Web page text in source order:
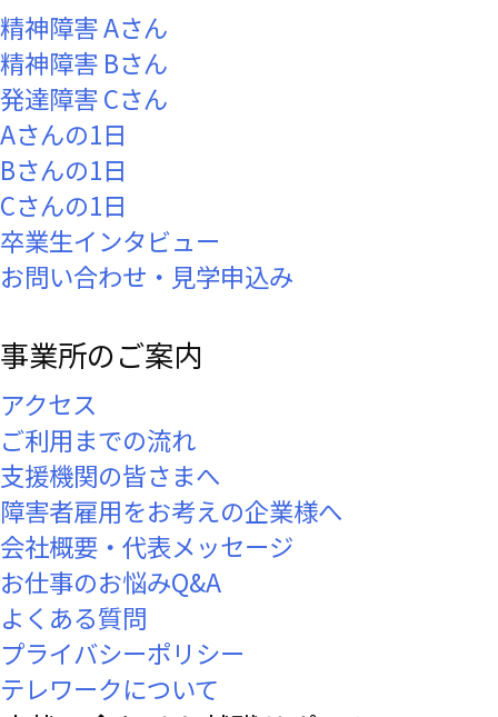
精神障害 Aさん
精神障害 Bさん
発達障害 Cさん
Aさんの1日
Bさんの1日
Cさんの1日
卒業生インタビュー
お問い合わせ・見学申込み
事業所のご案内
アクセス
ご利用までの流れ
支援機関の皆さまへ
障害者雇用をお考えの企業様へ
会社概要・代表メッセージ
お仕事のお悩みQ&A
よくある質問
プライバシーポリシー
テレワークについて